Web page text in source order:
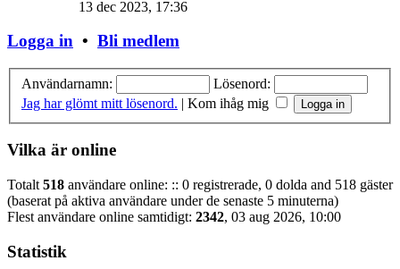
det
senaste
inlägget
13 dec 2023, 17:36
Logga in • Bli medlem
Användarnamn:
Lösenord:
Jag har glömt mitt lösenord. | Kom ihåg mig
Vilka är online
Totalt 518 användare online: :: 0 registrerade, 0 dolda and 518 gäster
(baserat på aktiva användare under de senaste 5 minuterna)
Flest användare online samtidigt: 2342, 03 aug 2026, 10:00
Statistik